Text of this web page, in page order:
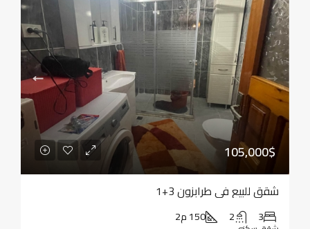
105,000$
شقق للبيع في طرابزون 3+1
3
2 150 م2